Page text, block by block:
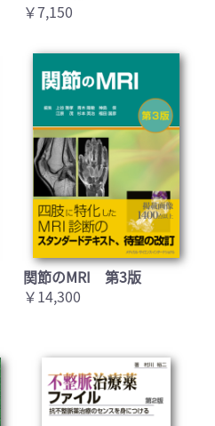
￥7,150
関節のMRI 第3版
￥14,300